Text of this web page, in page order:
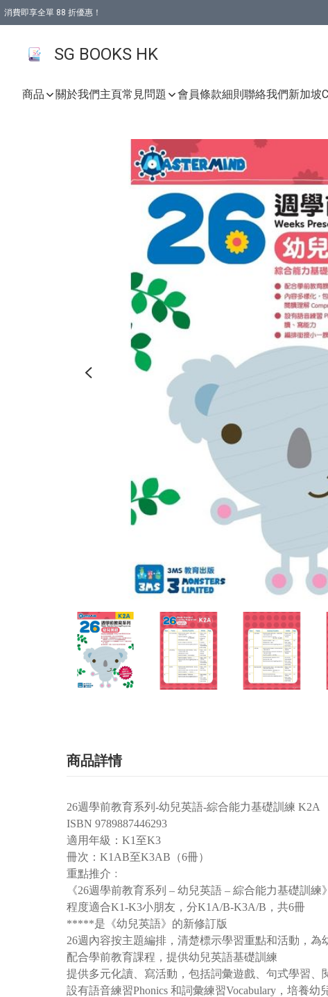
消費即享全單 88 折優惠！
SG BOOKS HK
商品 關於我們主頁常見問題 會員條款細則聯絡我們新加坡
商品詳情
26週學前教育系列-幼兒英語-綜合能力基礎訓練 K2A
ISBN 9789887446293
適用年級：K1至K3
冊次：K1AB至K3AB（6冊）
重點推介﹕
《26週學前教育系列 – 幼兒英語 – 綜合能力基礎訓練》
程度適合K1-K3小朋友，分K1A/B-K3A/B，共6冊
*****是《幼兒英語》的新修訂版
26週內容按主題編排，清楚標示學習重點和活動，為
配合學前教育課程，提供幼兒英語基礎訓練
提供多元化讀、寫活動，包括詞彙遊戲、句式學習、
設有語音練習Phonics 和詞彙練習Vocabulary，培養幼